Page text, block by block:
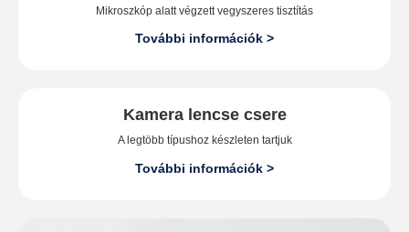
Mikroszkóp alatt végzett vegyszeres tisztítás
További információk >
Kamera lencse csere
A legtöbb típushoz készleten tartjuk
További információk >